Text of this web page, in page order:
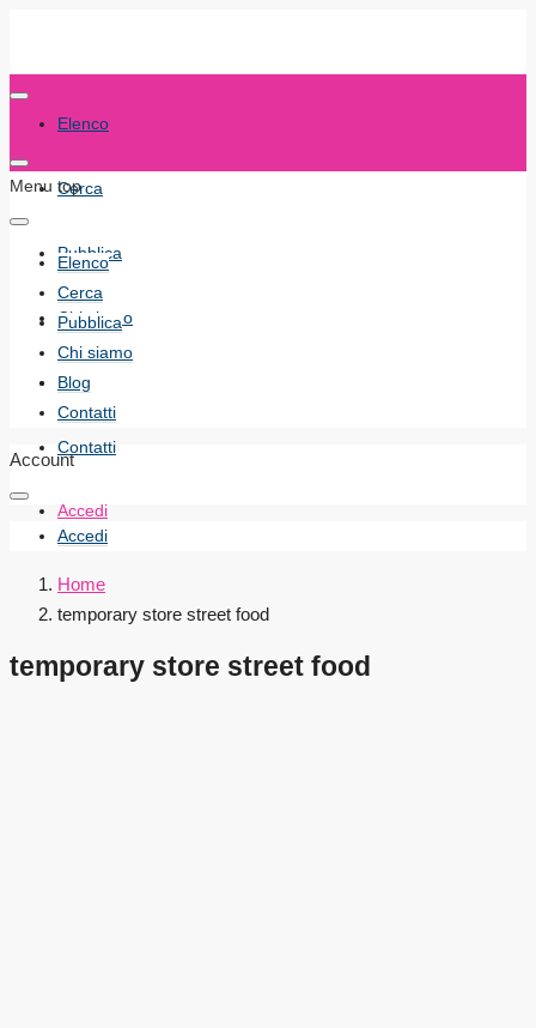
Elenco
Cerca
Pubblica
Chi siamo
Blog
Contatti
Accedi
Menu top
Elenco
Cerca
Pubblica
Chi siamo
Blog
Contatti
Account
Accedi
Home
temporary store street food
temporary store street food